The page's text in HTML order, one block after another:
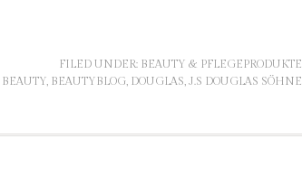
FILED UNDER: BEAUTY & PFLEGEPRODUKTE
BEAUTY, BEAUTYBLOG, DOUGLAS, J.S DOUGLAS SÖHNE